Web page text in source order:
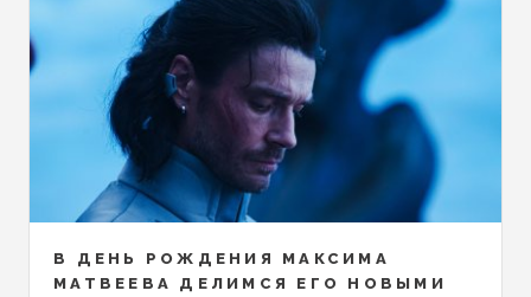
В ДЕНЬ РОЖДЕНИЯ МАКСИМА
МАТВЕЕВА ДЕЛИМСЯ ЕГО НОВЫМИ